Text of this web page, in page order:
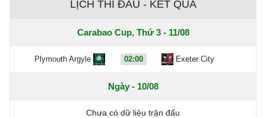
LỊCH THI ĐẤU - KẾT QUẢ
Carabao Cup, Thứ 3 - 11/08
Plymouth Argyle 02:00 Exeter City
Ngày - 10/08
Chưa có dữ liệu trận đấu